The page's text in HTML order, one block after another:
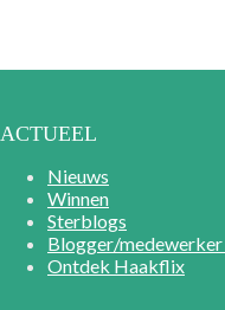
ACTUEEL
Nieuws
Winnen
Sterblogs
Blogger/
Ontdek Haakflix